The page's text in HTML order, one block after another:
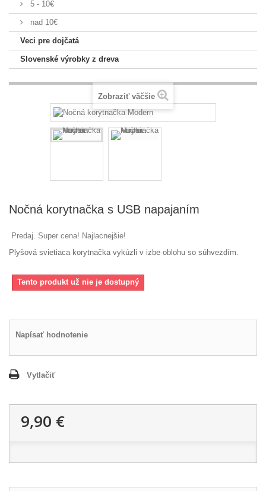
5 - 10€
nad 10€
Veci pre dojčatá
Slovenské výrobky z dreva
Zobraziť väčšie
Nočná korytnačka s USB napajaním
Predaj. Super cena! Najlacnejšie!
Plyšová svietiaca korytnačka vykúzli v izbe oblohu so súhvezdím
Tento produkt už nie je dostupný
Napísať hodnotenie
Vytlačiť
9,90 €